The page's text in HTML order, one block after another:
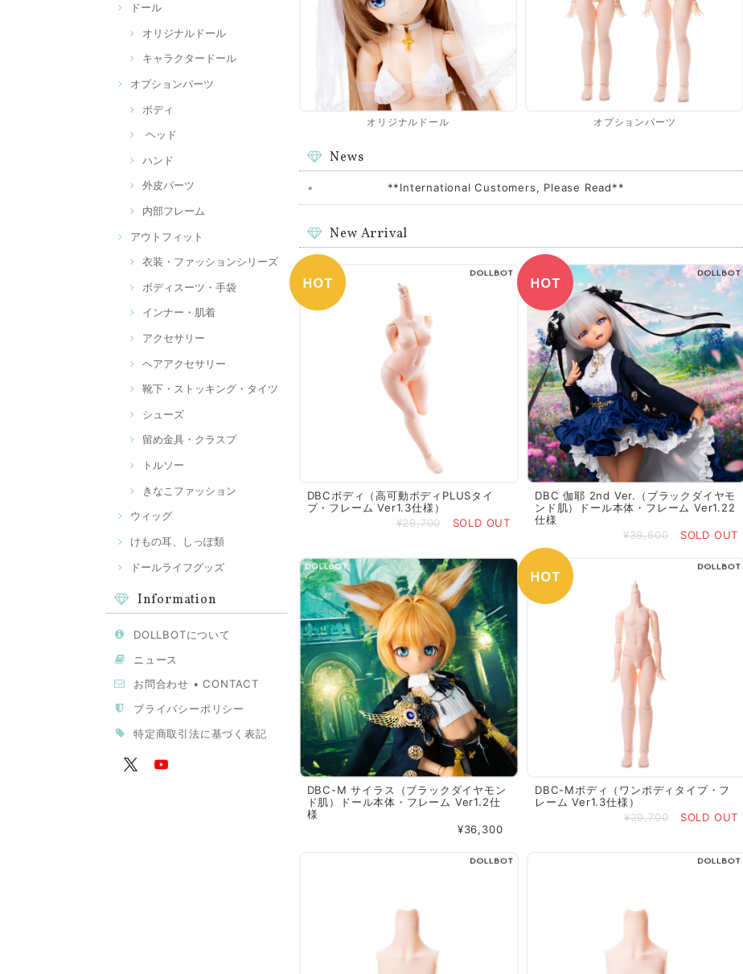
ドール
オリジナルドール
キャラクタードール
オプションパーツ
ボディ
ヘッド
ハンド
外皮パーツ
内部フレーム
アウトフィット
衣装・ファッションシリーズ
ボディスーツ・手袋
インナー・肌着
アクセサリー
ヘアアクセサリー
靴下・ストッキング・タイツ
シューズ
留め金具・クラスプ
トルソー
きなこファッション
ウィッグ
けもの耳、しっぽ類
ドールライフグッズ
Information
DOLLBOTについて
ニュース
お問合わせ • CONTACT
プライバシーポリシー
特定商取引法に基づく表記
オリジナルドール オプションパーツ
News
• **International Customers, Please Read**
New Arrival
DBCボディ（高可動ボディPLUSタイ
プ・フレーム Ver1.3仕様）
¥29,700
SOLD OUT
DBC 伽耶 2nd Ver.（ブラックダイヤモ
ンド肌）ドール本体・フレーム Ver1.22
仕様
¥39,600
SOLD OUT
DBC-M サイラス（ブラックダイヤモン
ド肌）ドール本体・フレーム Ver1.2仕
様
¥36,300
DBC-Mボディ（ワンボディタイプ・フ
レーム Ver1.3仕様）
¥29,700
SOLD OUT